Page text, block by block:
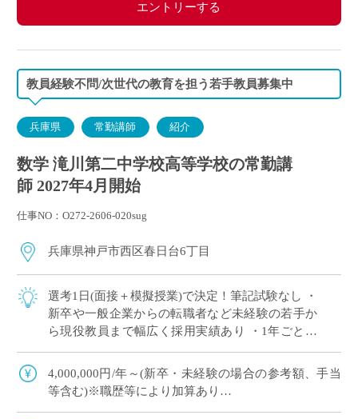
エントリーする
教員経験不問/次世代の教育を担う若手教員募集中
兵庫県 常勤講師 紹介
数学 滝川第二中学校高等学校の常勤講
師 2027年4月開始
仕事NO：O272-2606-020sug
兵庫県神戸市西区春日台6丁目
選考1日(面接＋模擬授業)で決定！筆記試験なし ・
新卒や一般企業からの転職者など未経験の若手か
ら現役教員まで幅広く採用実績あり ・1年ごとに
会で活躍する運動部を多数擁しながら […]
4,000,000円/年～(新卒・未経験の場合の参考額、手当
等含む)※職歴等により加算あり